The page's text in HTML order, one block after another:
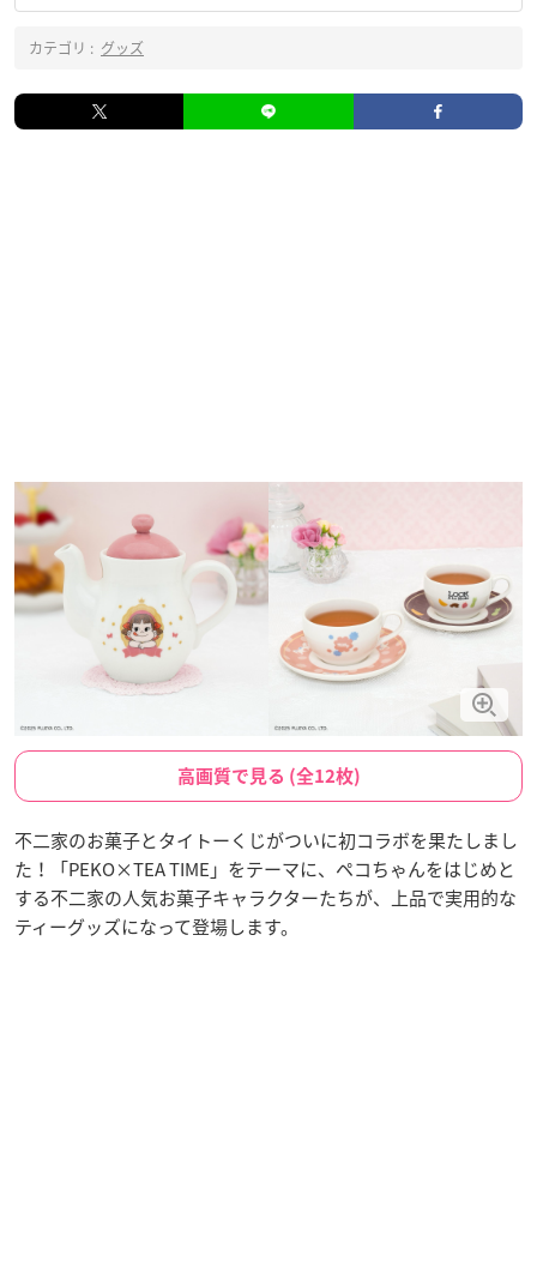
カテゴリ : グッズ
高画質で見る (全12枚)
不二家のお菓子とタイトーくじがついに初コラボを果たしまし
た！「PEKO×TEA TIME」をテーマに、ペコちゃんをはじめと
する不二家の人気お菓子キャラクターたちが、上品で実用的な
ティーグッズになって登場します。